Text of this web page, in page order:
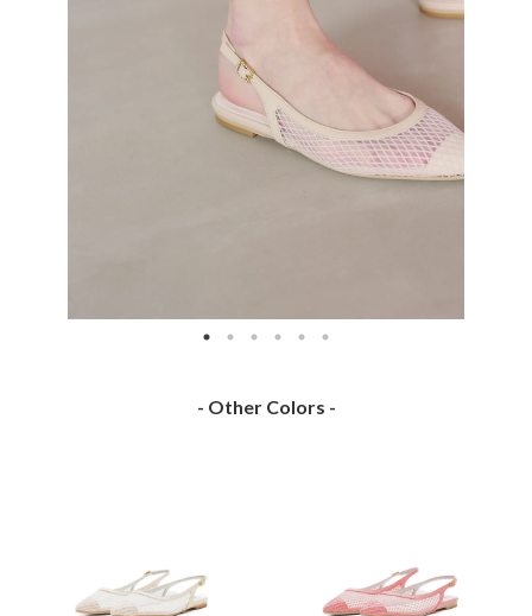
- Other Colors -